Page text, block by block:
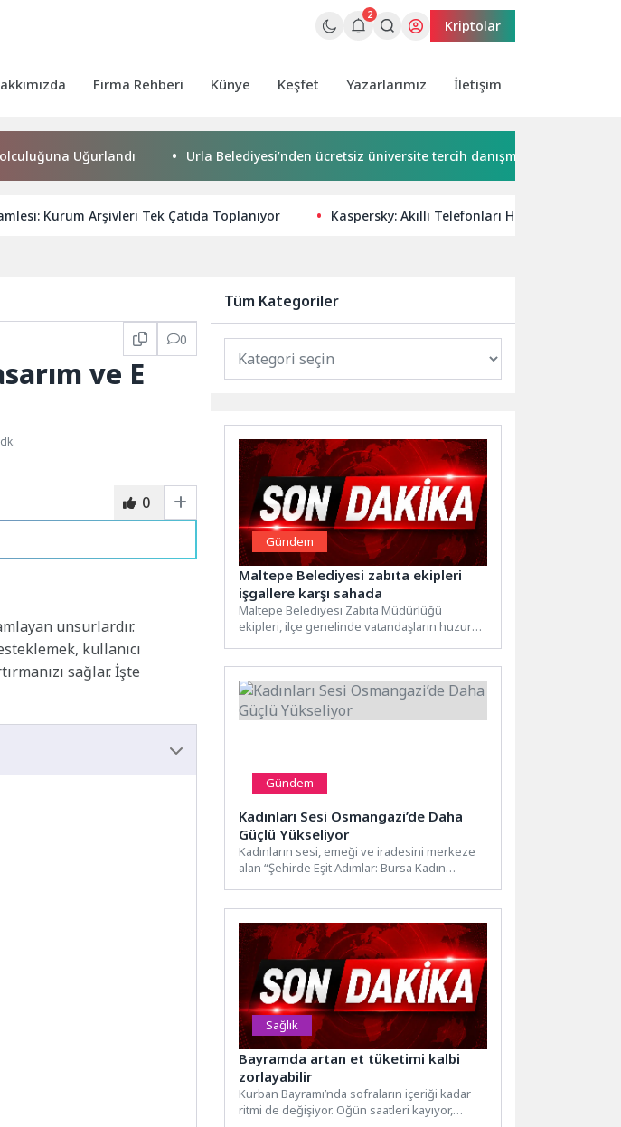
2
Kriptolar
Firma Rehberi Künye Keşfet Yazarlarımız İletişim
Uğurlandı Urla Belediyesi’nden ücretsiz üniversite tercih danışmanlığı
Kurum Arşivleri Tek Çatıda Toplanıyor Kaspersky: Akıllı Telefonları Hedef Alan NFC
0
ve E
0
unsurlardır.
kullanıcı
sağlar. İşte
Tüm Kategoriler
Gündem
Maltepe Belediyesi zabıta ekipleri
işgallere karşı sahada
Maltepe Belediyesi Zabıta Müdürlüğü
ekipleri, ilçe genelinde vatandaşların huzuru,
Gündem
Kadınları Sesi Osmangazi’de Daha
Güçlü Yükseliyor
Kadınların sesi, emeği ve iradesini merkeze
alan “Şehirde Eşit Adımlar: Bursa Kadın
Sağlık
Bayramda artan et tüketimi kalbi
zorlayabilir
Kurban Bayramı’nda sofraların içeriği kadar
ritmi de değişiyor. Öğün saatleri kayıyor,